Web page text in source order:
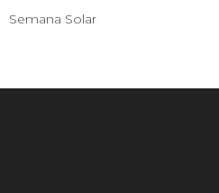
Semana Solar